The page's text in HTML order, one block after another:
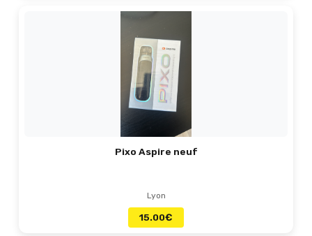
Pixo Aspire neuf
Lyon
15.00€